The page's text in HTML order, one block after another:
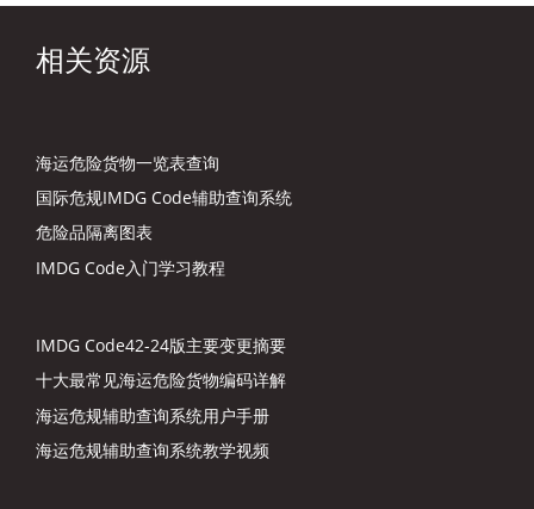
相关资源
海运危险货物一览表查询
国际危规IMDG Code辅助查询系统
危险品隔离图表
IMDG Code入门学习教程
IMDG Code42-24版主要变更摘要
十大最常见海运危险货物编码详解
海运危规辅助查询系统用户手册
海运危规辅助查询系统教学视频